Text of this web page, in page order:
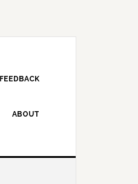
FEEDBACK
ABOUT